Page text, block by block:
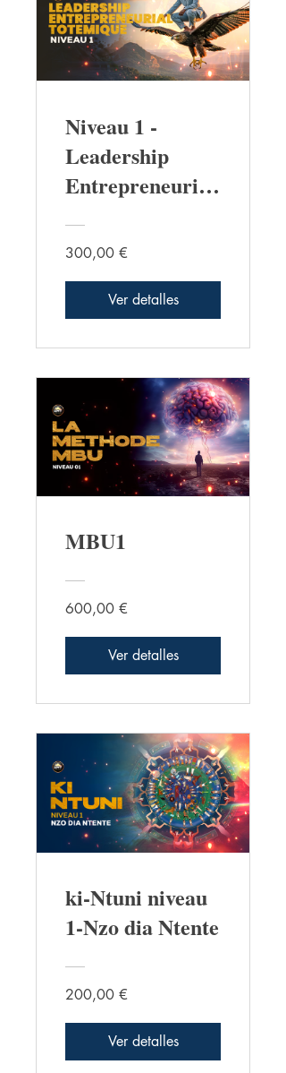
Niveau 1 -
Leadership
Entrepreneurial
300,00 €
Ver detalles
MBU1
600,00 €
Ver detalles
ki-Ntuni niveau
1-Nzo dia Ntente
200,00 €
Ver detalles